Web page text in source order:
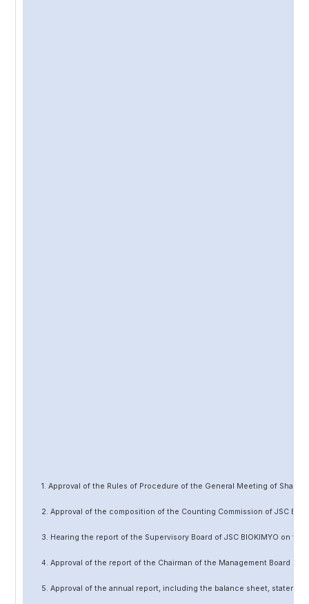
1. Approval of the Rules of Procedure of the General Meeting of
2. Approval of the composition of the Counting Commission of JSC
3. Hearing the report of the Supervisory Board of JSC BIOKIMYO on
4. Approval of the report of the Chairman of the Management Board
5. Approval of the annual report, including the balance sheet,